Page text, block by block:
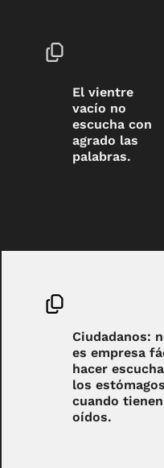
El vientre
vacío no
escucha con
agrado las
palabras.
Ciudadanos:
es empresa
hacer
los estómagos
cuando tienen
oídos.